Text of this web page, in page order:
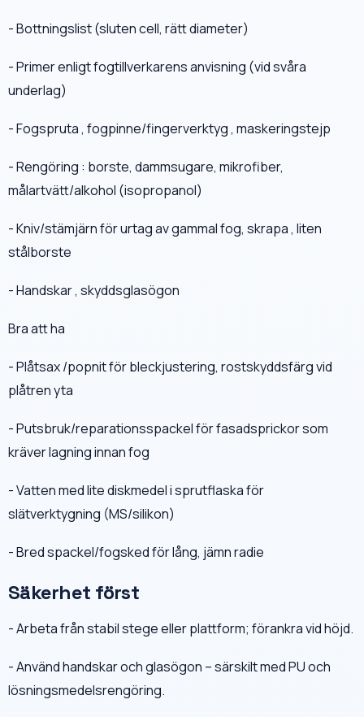
- Bottningslist (sluten cell, rätt diameter)
- Primer enligt fogtillverkarens anvisning (vid svåra
underlag)
- Fogspruta , fogpinne/fingerverktyg , maskeringstejp
- Rengöring : borste, dammsugare, mikrofiber,
målartvätt/alkohol (isopropanol)
- Kniv/stämjärn för urtag av gammal fog, skrapa , liten
stålborste
- Handskar , skyddsglasögon
Bra att ha
- Plåtsax /popnit för bleckjustering, rostskyddsfärg vid
plåtren yta
- Putsbruk/reparationsspackel för fasadsprickor som
kräver lagning innan fog
- Vatten med lite diskmedel i sprutflaska för
slätverktygning (MS/silikon)
- Bred spackel/fogsked för lång, jämn radie
Säkerhet först
- Arbeta från stabil stege eller plattform; förankra vid höjd.
- Använd handskar och glasögon – särskilt med PU och
lösningsmedelsrengöring.